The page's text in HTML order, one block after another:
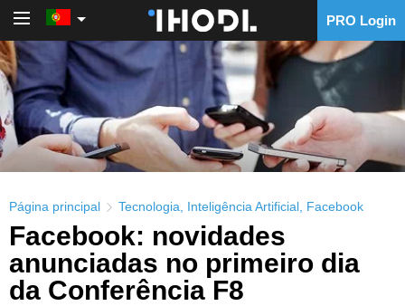
PRO Login
Página principal Tecnologia Inteligência Artificial Facebook
Facebook: novidades
anunciadas no primeiro dia
da Conferência F8